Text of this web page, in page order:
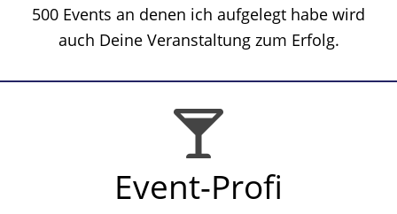
500 Events an denen ich aufgelegt habe wird
auch Deine Veranstaltung zum Erfolg.
Event-Profi